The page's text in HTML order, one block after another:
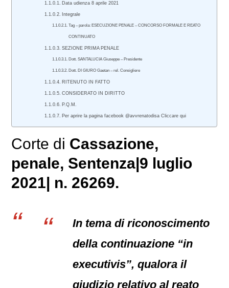
Data udienza 8 aprile 2021
Integrale
Tag – parola: ESECUZIONE PENALE – CONCORSO FORMALE E REATO
CONTINUATO
SEZIONE PRIMA PENALE
Dott. SANTALUCIA Giuseppe – Presidente
Dott. DI GIURO Gaetan – rel. Consigliere
RITENUTO IN FATTO
CONSIDERATO IN DIRITTO
P.Q.M.
Per aprire la pagina facebook @avvrenatodisa Cliccare qui
Corte di Cassazione,
penale, Sentenza|9 luglio
2021| n. 26269.
In tema di riconoscimento
della continuazione “in
executivis”, qualora il
giudizio relativo al reato